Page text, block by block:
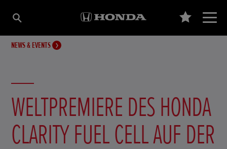
NEWS & EVENTS
WELTPREMIERE DES HONDA
CLARITY FUEL CELL AUF DER